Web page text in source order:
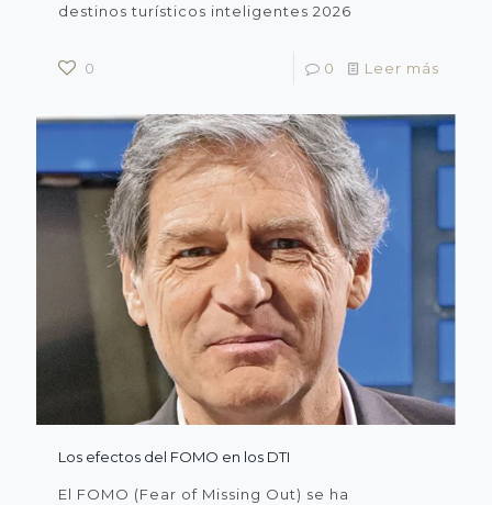
destinos turísticos inteligentes 2026
0 0 Leer más
Los efectos del FOMO en los DTI
El FOMO (Fear of Missing Out) se ha